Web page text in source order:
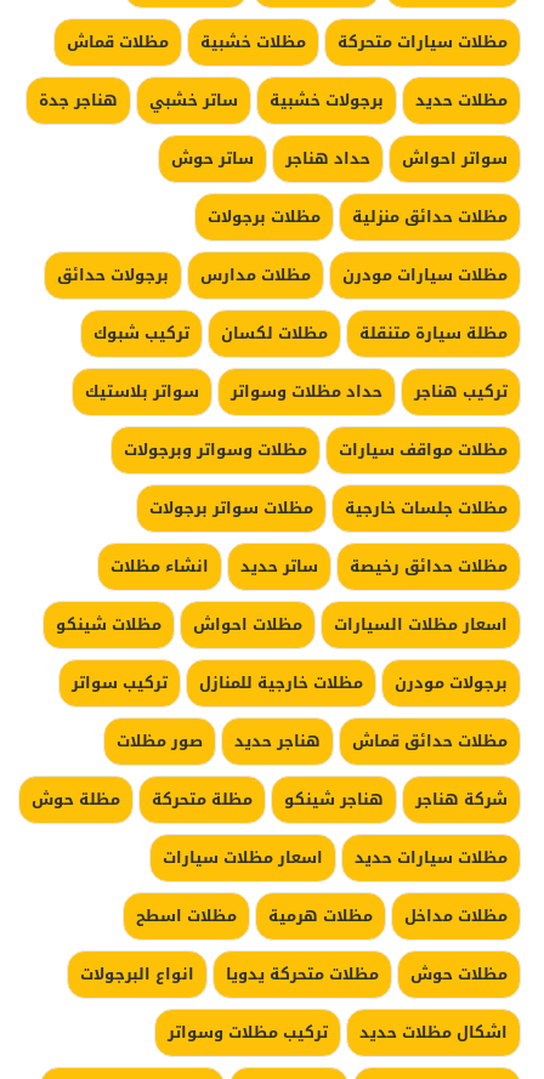
مظلات سيارات متحركة
مظلات خشبية
مظلات قماش
مظلات حديد
برجولات خشبية ساتر خشبي
هناجر جدة
سواتر احواش
حداد هناجر
ساتر حوش
مظلات حدائق منزلية
مظلات برجولات
مظلات سيارات مودرن
مظلات مدارس
برجولات حدائق
مظلة سيارة متنقلة
مظلات لكسان
تركيب شبوك
تركيب هناجر
حداد مظلات وسواتر
سواتر بلاستيك
مظلات مواقف سيارات
مظلات وسواتر وبرجولات
مظلات جلسات خارجية
مظلات سواتر برجولات
مظلات حدائق رخيصة
ساتر حديد
انشاء مظلات
اسعار مظلات السيارات
مظلات احواش
مظلات شينكو
برجولات مودرن
مظلات خارجية للمنازل
تركيب سواتر
مظلات حدائق قماش
هناجر حديد
صور مظلات
شركة هناجر
هناجر شينكو مظلة متحركة
مظلة حوش
مظلات سيارات حديد
اسعار مظلات سيارات
مظلات مداخل
مظلات هرمية
مظلات اسطح
مظلات حوش
مظلات متحركة يدويا
انواع البرجولات
اشكال مظلات حديد
تركيب مظلات وسواتر